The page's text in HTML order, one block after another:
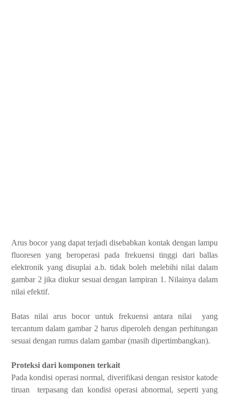
Arus bocor yang dapat terjadi disebabkan kontak dengan lampu
fluoresen yang beroperasi pada frekuensi tinggi dari ballas
elektronik yang disuplai a.b. tidak boleh melebihi nilai dalam
gambar 2 jika diukur sesuai dengan lampiran 1. Nilainya dalam
nilai efektif.
Batas nilai arus bocor untuk frekuensi antara nilai yang
tercantum dalam gambar 2 harus diperoleh dengan perhitungan
sesuai dengan rumus dalam gambar (masih dipertimbangkan).
Proteksi dari komponen terkait
Pada kondisi operasi normal, diverifikasi dengan resistor katode
tiruan terpasang dan kondisi operasi abnormal, seperti yang